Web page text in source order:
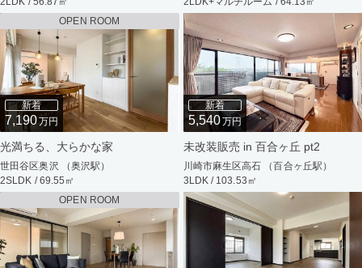
OPEN ROOM
新着
7,190万円
光満ちる、大らかな家
世田谷区奥沢 （奥沢駅）
2SLDK / 69.55㎡
新着
5,540万円
未改装販売 in 百合ヶ丘 pt2
川崎市麻生区高石 （百合ヶ丘駅）
3LDK / 103.53㎡
OPEN ROOM